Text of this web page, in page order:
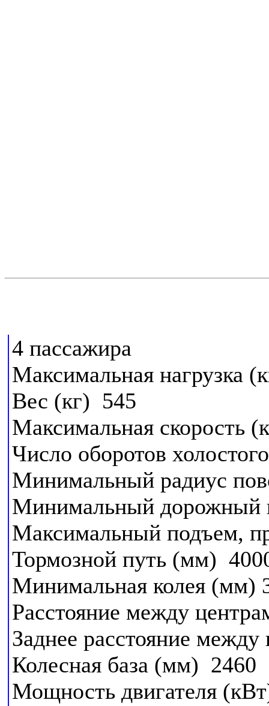
4 пассажира
Максимальная нагрузка
Вес (кг) 545
Максимальная скорость
Число оборотов
Минимальный радиус
Минимальный дорожный
Максимальный подъем,
Тормозной путь (мм)
Минимальная колея (мм)
Расстояние между
Заднее расстояние
Колесная база (мм) 2460
Мощность двигателя